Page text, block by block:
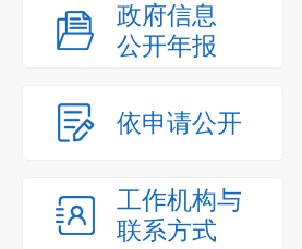
政府信息
公开年报
依申请公开
工作机构与
联系方式